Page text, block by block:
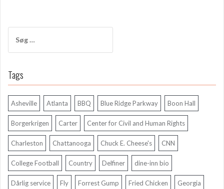
efter:
Tags
Asheville Atlanta BBQ Blue Ridge Parkway Boon Hall
Borgerkrigen Carter Center for Civil and Human Rights
Charleston Chattanooga Chuck E. Cheese's CNN
College Football Country Delfiner dine-inn bio
Dårlig service Fly Forrest Gump Fried Chicken Georgia